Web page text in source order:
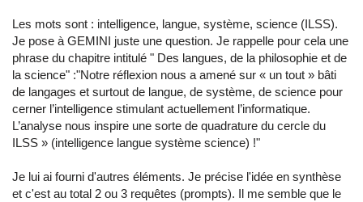
Les mots sont : intelligence, langue, système, science (ILSS).
Je pose à GEMINI juste une question. Je rappelle pour cela une
phrase du chapitre intitulé " Des langues, de la philosophie et de
la science" :"Notre réflexion nous a amené sur « un tout » bâti
de langages et surtout de langue, de système, de science pour
cerner l’intelligence stimulant actuellement l’informatique.
L’analyse nous inspire une sorte de quadrature du cercle du
ILSS » (intelligence langue système science) !"
Je lui ai fourni d'autres éléments. Je précise l'idée en synthèse
et c'est au total 2 ou 3 requêtes (prompts). Il me semble que le